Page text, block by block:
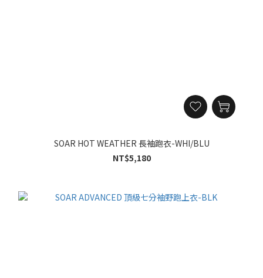
SOAR HOT WEATHER 長袖跑衣-WHI/BLU
NT$5,180